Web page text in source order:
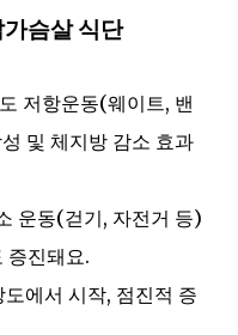
슴살 식단
저항운동(웨이트, 밴
및 체지방 감소 효과
운동(걷기, 자전거 등)
증진돼요.
도에서 시작, 점진적 증